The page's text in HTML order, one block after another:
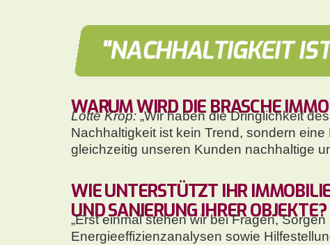
"NACHHALTIGKEIT
WARUM WIRD DIE BRASCHE
Lotte Krop:„Wir haben die Dringlichkeit
Nachhaltigkeit ist kein Trend, sondern
gleichzeitig unseren Kunden nachhaltige
WIE UNTERSTÜTZT IHR
UND SANIERUNG IHRER OBJEKTE?
„Erst einmal stehen wir bei Fragen,
Energieeffizienzanalysen sowie